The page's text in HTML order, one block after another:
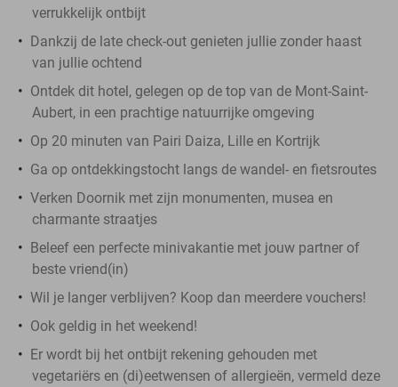
verrukkelijk ontbijt
Dankzij de late check-out genieten jullie zonder haast
van jullie ochtend
Ontdek dit hotel, gelegen op de top van de Mont-Saint-
Aubert, in een prachtige natuurrijke omgeving
Op 20 minuten van Pairi Daiza, Lille en Kortrijk
Ga op ontdekkingstocht langs de wandel- en fietsroutes
Verken Doornik met zijn monumenten, musea en
charmante straatjes
Beleef een perfecte minivakantie met jouw partner of
beste vriend(in)
Wil je langer verblijven? Koop dan meerdere vouchers!
Ook geldig in het weekend!
Er wordt bij het ontbijt rekening gehouden met
vegetariërs en (di)eetwensen of allergieën, vermeld deze